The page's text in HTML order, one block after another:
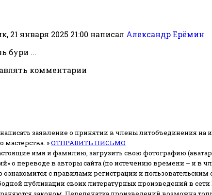
21 января 2025 21:00 написал Александр Ерёмин
бури ...
комментарии
заявление о принятии в члены литобъединения на
»ОТПРАВИТЬ ПИСЬМО
имя и фамилию, загрузить свою фотографию
о переводе в авторы сайта (по истечению времени – и в
с правилами регистрации и
публикации своих литературных произведений в